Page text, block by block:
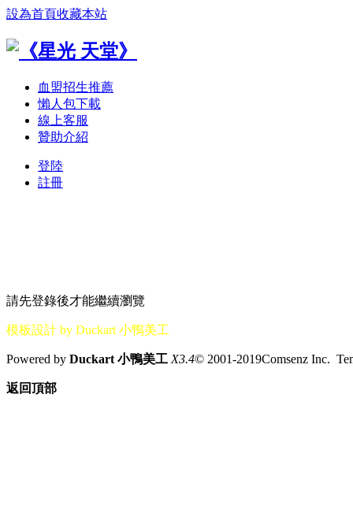
設為首頁收藏本站
血盟招生推薦
懶人包下載
線上客服
贊助介紹
登陸
註冊
請先登錄後才能繼續瀏覽
模板設計 by Duckart 小鴨美工
Powered by Duckart 小鴨美工 X3.4© 2001-2019Comsenz Inc.
返回頂部